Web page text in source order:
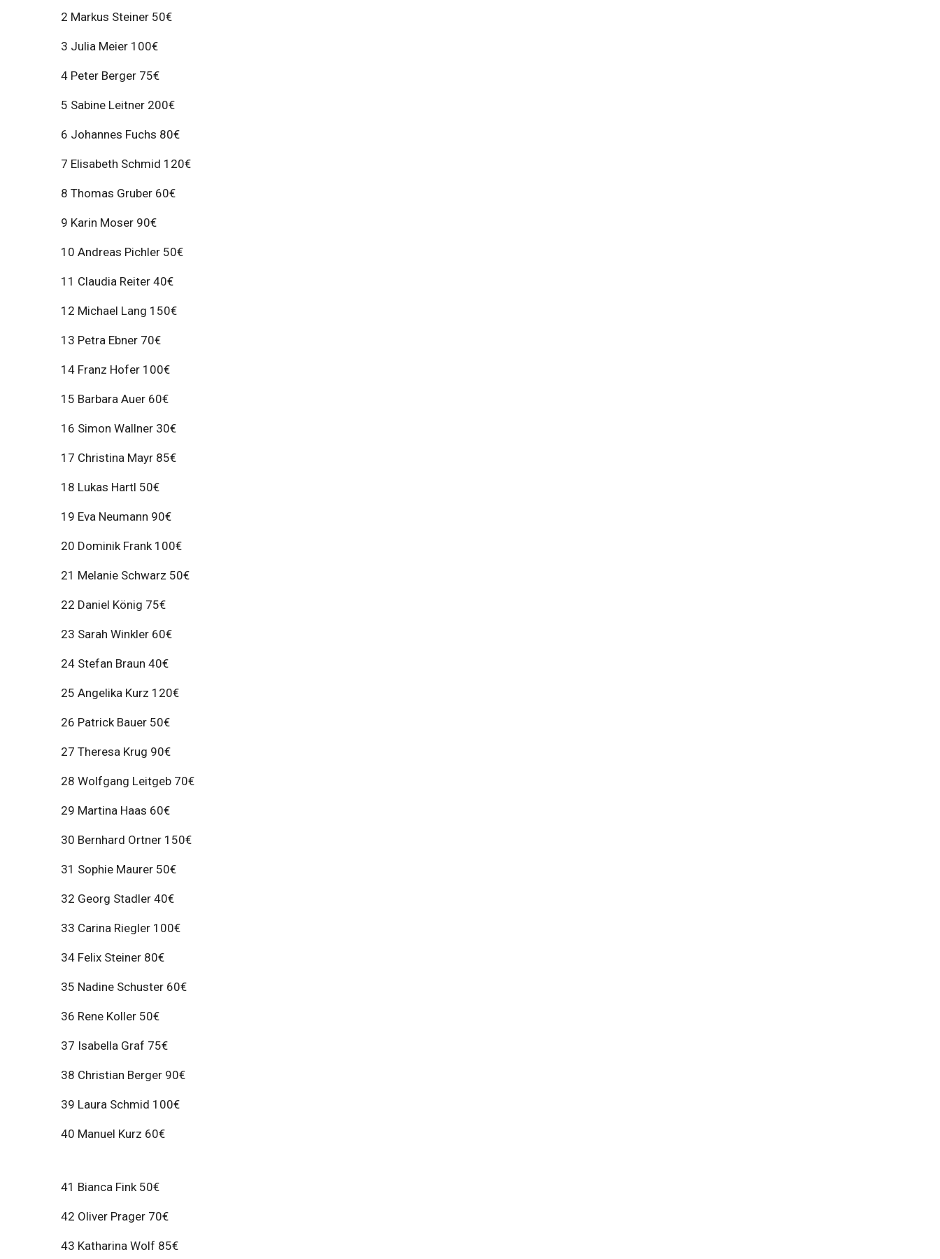
2 Markus Steiner 50€
3 Julia Meier 100€
4 Peter Berger 75€
5 Sabine Leitner 200€
6 Johannes Fuchs 80€
7 Elisabeth Schmid 120€
8 Thomas Gruber 60€
9 Karin Moser 90€
10 Andreas Pichler 50€
11 Claudia Reiter 40€
12 Michael Lang 150€
13 Petra Ebner 70€
14 Franz Hofer 100€
15 Barbara Auer 60€
16 Simon Wallner 30€
17 Christina Mayr 85€
18 Lukas Hartl 50€
19 Eva Neumann 90€
20 Dominik Frank 100€
21 Melanie Schwarz 50€
22 Daniel König 75€
23 Sarah Winkler 60€
24 Stefan Braun 40€
25 Angelika Kurz 120€
26 Patrick Bauer 50€
27 Theresa Krug 90€
28 Wolfgang Leitgeb 70€
29 Martina Haas 60€
30 Bernhard Ortner 150€
31 Sophie Maurer 50€
32 Georg Stadler 40€
33 Carina Riegler 100€
34 Felix Steiner 80€
35 Nadine Schuster 60€
36 Rene Koller 50€
37 Isabella Graf 75€
38 Christian Berger 90€
39 Laura Schmid 100€
40 Manuel Kurz 60€
41 Bianca Fink 50€
42 Oliver Prager 70€
43 Katharina Wolf 85€